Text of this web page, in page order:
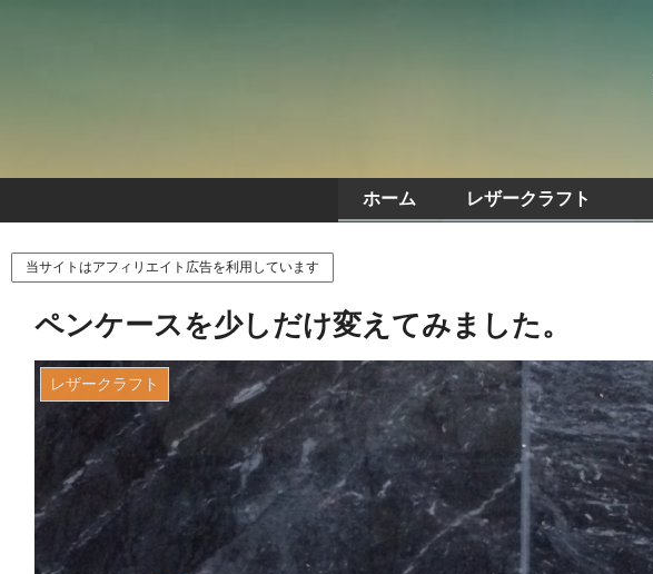
ホーム レザークラフト
当サイトはアフィリエイト広告を利用しています
ペンケースを少しだけ変えてみました。
レザークラフト